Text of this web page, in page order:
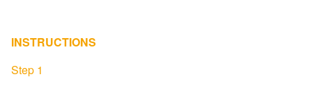
INSTRUCTIONS
Step 1